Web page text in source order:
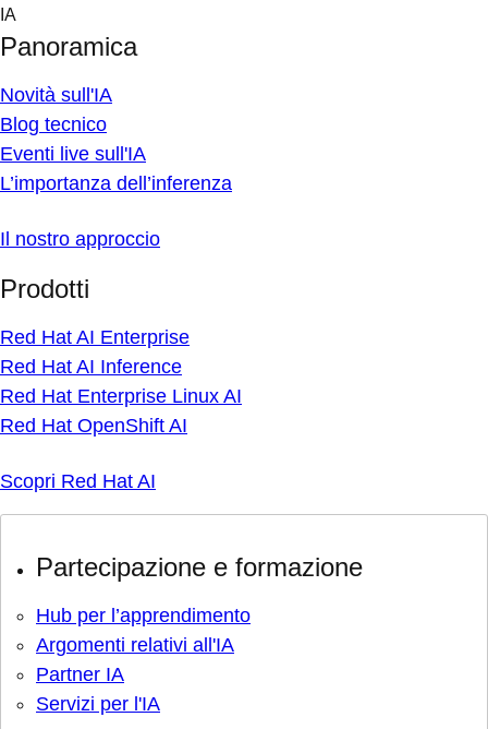
Skip
content
IA
Panoramica
Novità sull'IA
Blog tecnico
Eventi live sull'IA
L’importanza dell’inferenza
Il nostro approccio
Prodotti
Red Hat AI Enterprise
Red Hat AI Inference
Red Hat Enterprise Linux AI
Red Hat OpenShift AI
Scopri Red Hat AI
Partecipazione e formazione
Hub per l’apprendimento
Argomenti relativi all'IA
Partner IA
Servizi per l'IA